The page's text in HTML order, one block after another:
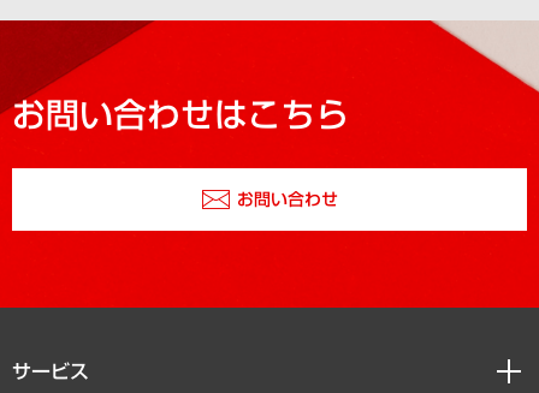
お問い合わせはこちら
お問い合わせ
サービス